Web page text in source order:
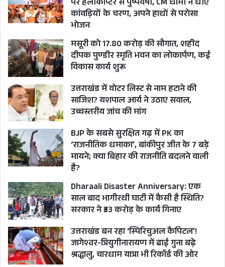
उत्तराखंड बनने के बाद से ही इस नवोदित राज्य
में राजनीतिक अस्थिरता और दलगत गुटबाजी ने अपनी जड़ें
जमा ली थी। प्रदेश निर्माण का श्रेय लेने वाली पार्टी भाजपा
के भीतर भी अलग-अलग शक्ति केंद्र उभर चुके थे। ऐसे
समय 2007 में पार्टी नेतृत्व ने राज्य की कमान बीसी खंडूरी
को सौंपी।
8 मार्च 2007 को मुख्यमंत्री बने खंडूरी ने सत्ता संभालते ही प्रशासनिक
अनुशासन, पारदर्शिता और जवाबदेही पर जोर दिया। वे लोकप्रियता से
ज्यादा शासन व्यवस्था की साख को महत्व देते थे। यही कारण था कि उनका
कार्यकाल गुड गवर्नेंस की मिसाल के रूप में देखा गया।
उनकी कार्यशैली कठोर मानी जाती थी। काम नहीं तो वेतन
नहीं जैसी स्पष्ट सोच रखने वाले खंडूरी ने सरकारी मशीनरी
को संदेश दिया कि सत्ता सुविधा नहीं, जिम्मेदारी है। उन्होंने
तबादला नीति को पारदर्शी बनाने की कोशिश की और
सिफारिश आधारित संस्कृति पर अंकुश लगाने का प्रयास
किया। मुख्यमंत्री के रूप में खंडूरी की कड़क और ईमानदार
छवि आज भी याद की जाती है।
पर हेलीकॉप्टर से पुष्पवर्षा, CM धामी ने धोए
कांवड़ियों के चरण, अपने हाथों से परोसा
भोजन
मसूरी को 17.80 करोड़ की सौगात, शहीद
दीपक पुण्डीर स्मृति भवन का लोकार्पण, कई
विकास कार्य शुरू
उत्तराखंड में वोटर लिस्ट से नाम हटाने की
साजिश? यशपाल आर्य ने उठाए सवाल,
उच्चस्तरीय जांच की मांग
BJP के सबसे सुरक्षित गढ़ में PK का
‘राजनीतिक धमाका’, बांकीपुर जीत के 7 बड़े
मायने; क्या बिहार की राजनीति बदलने वाली
है?
Dharaali Disaster Anniversary: एक
साल बाद भागीरथी घाटी में कैसी है स्थिति?
सरकार ने ₹33 करोड़ के कार्य गिनाए
उत्तराखंड बन रहा ‘स्पिरिचुअल कैपिटल’!
जागेश्वर-त्रियुगीनारायण में ढाई गुना बढ़े
श्रद्धालु, चारधाम यात्रा भी रिकॉर्ड की ओर